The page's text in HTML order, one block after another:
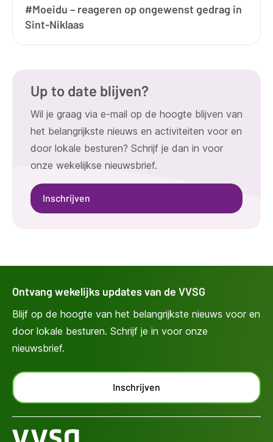
#Moeidu – reageren op ongewenst gedrag in
Sint-Niklaas
Up to date blijven?
Wil je graag via e-mail op de hoogte blijven van
het belangrijkste nieuws en activiteiten voor en
door lokale besturen? Schrijf je dan in voor
onze wekelijkse nieuwsbrief.
Inschrijven
Ontvang wekelijks updates van de VVSG
Blijf op de hoogte van het belangrijkste nieuws voor en
door lokale besturen. Schrijf je in voor onze
nieuwsbrief.
Inschrijven